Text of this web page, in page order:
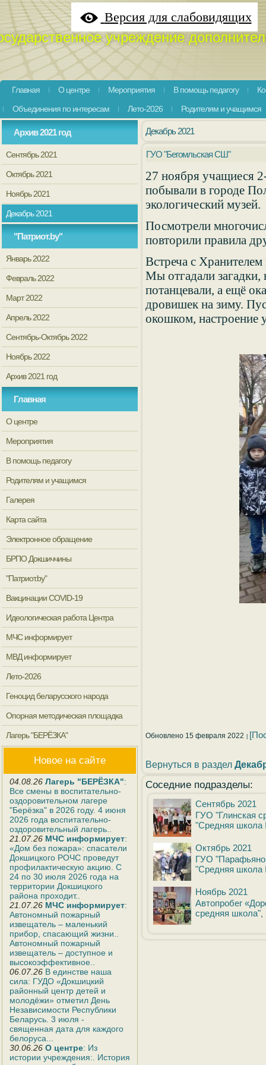
Версия для слабовидящих
учреждение
Главная О центре Мероприятия В помощь педагогу
Объединения по интересам
Лето-2026 Родителям и учащимся
Архив 2021 год
Сентябрь 2021
Октябрь 2021
Ноябрь 2021
Декабрь 2021
"Патриот.by"
Январь 2022
Февраль 2022
Март 2022
Апрель 2022
Сентябрь-Октябрь 2022
Ноябрь 2022
Архив 2021 год
Главная
О центре
Мероприятия
В помощь педагогу
Родителям и учащимся
Галерея
Карта сайта
Электронное обращение
БРПО Докшиччины
"Патриот.by"
Вакцинации COVID-19
Идеологическая работа Центра
МЧС информирует
МВД информирует
Лето-2026
Геноцид беларусского народа
Опорная методическая площадка
Лагерь "БЕРЁЗКА"
Новое на сайте
04.08.26 Лагерь "БЕРЁЗКА":
Все смены в воспитательно-
оздоровительном лагере
"Берёзка" в 2026 году. 4 июня
2026 года воспитательно-
оздоровительный лагерь..
21.07.26 МЧС информирует:
«Дом без пожара»: спасатели
Докшицкого РОЧС проведут
профилактическую акцию. С
24 по 30 июля 2026 года на
территории Докшицкого
района проходит..
21.07.26 МЧС информирует:
Автономный пожарный
извещатель – маленький
прибор, спасающий жизни..
Автономный пожарный
извещатель – доступное и
высокоэффективное..
06.07.26 В единстве наша
сила: ГУДО «Докшицкий
районный центр детей и
молодёжи» отметил День
Независимости Республики
Беларусь. 3 июля -
священная дата для каждого
белоруса...
30.06.26 О центре: Из
истории учреждения:. История
Декабрь 2021
ГУО "Бегомльская СШ"
27 ноября учащиеся
побывали в городе
экологический музей.
Посмотрели
повторили правила
Встреча с
Мы отгадали загадки,
потанцевали, а ещё
дровишек на зиму.
окошком, настроение
Обновлено 15 февраля 2022
Вернуться в раздел
Соседние подразделы:
Сентябрь 2021
ГУО "Глинская
"Средняя
Октябрь 2021
ГУО
"Средняя
Ноябрь 2021
Автопробег
средняя школа"